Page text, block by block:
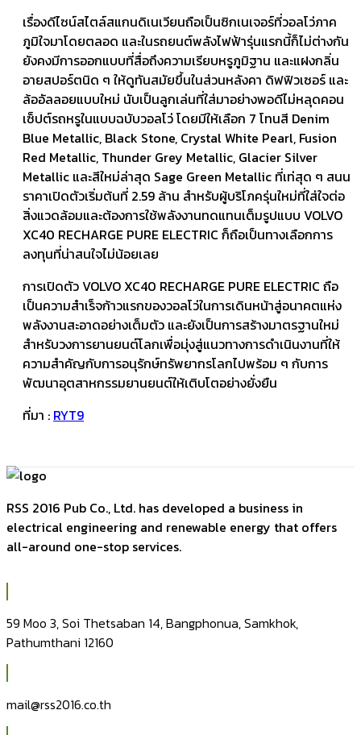
เรื่องดีไซน์สไตล์สแกนดิเนเวียนถือเป็นซิกเนเจอร์ที่วอลโว่ภาค
ภูมิใจมาโดยตลอด และในรถยนต์พลังไฟฟ้ารุ่นแรกนี้ก็ไม่ต่างกัน
ยังคงมีการออกแบบที่สื่อถึงความเรียบหรูภูมิฐาน และแฝงกลิ่น
อายสปอร์ตนิด ๆ ให้ดูทันสมัยขึ้นในส่วนหลังคา ดิฟฟิวเซอร์ และ
ล้ออัลลอยแบบใหม่ นับเป็นลูกเล่นที่ใส่มาอย่างพอดีไม่หลุดคอน
เซ็ปต์รถหรูในแบบฉบับวอลโว่ โดยมีให้เลือก 7 โทนสี Denim
Blue Metallic, Black Stone, Crystal White Pearl, Fusion
Red Metallic, Thunder Grey Metallic, Glacier Silver
Metallic และสีใหม่ล่าสุด Sage Green Metallic ที่เท่สุด ๆ สนน
ราคาเปิดตัวเริ่มต้นที่ 2.59 ล้าน สำหรับผู้บริโภครุ่นใหม่ที่ใส่ใจต่อ
สิ่งแวดล้อมและต้องการใช้พลังงานทดแทนเต็มรูปแบบ VOLVO
XC40 RECHARGE PURE ELECTRIC ก็ถือเป็นทางเลือกการ
ลงทุนที่น่าสนใจไม่น้อยเลย
การเปิดตัว VOLVO XC40 RECHARGE PURE ELECTRIC ถือ
เป็นความสำเร็จก้าวแรกของวอลโว่ในการเดินหน้าสู่อนาคตแห่ง
พลังงานสะอาดอย่างเต็มตัว และยังเป็นการสร้างมาตรฐานใหม่
สำหรับวงการยานยนต์โลกเพื่อมุ่งสู่แนวทางการดำเนินงานที่ให้
ความสำคัญกับการอนุรักษ์ทรัพยากรโลกไปพร้อม ๆ กับการ
พัฒนาอุตสาหกรรมยานยนต์ให้เติบโตอย่างยั่งยืน
ที่มา : RYT9
RSS 2016 Pub Co., Ltd. has developed a business in
electrical engineering and renewable energy that offers
all-around one-stop services.
59 Moo 3, Soi Thetsaban 14, Bangphonua, Samkhok,
Pathumthani 12160
mail@rss2016.co.th